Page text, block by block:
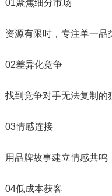
01聚焦细分市场
资源有限时，专注单一品
02差异化竞争
找到竞争对手无法复制的
03情感连接
用品牌故事建立情感共
04低成本获客